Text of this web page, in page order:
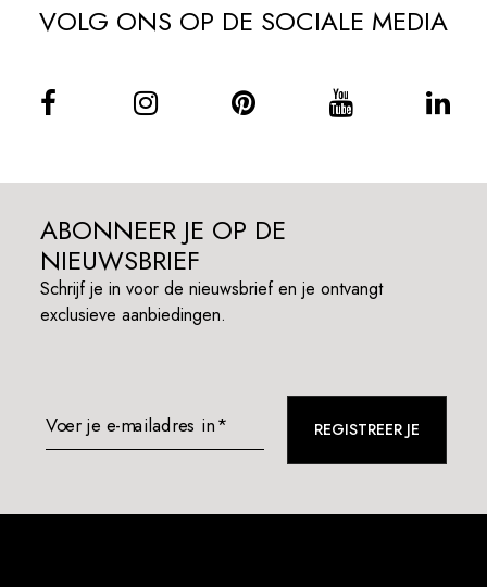
VOLG ONS OP DE SOCIALE MEDIA
ABONNEER JE OP DE
NIEUWSBRIEF
Schrijf je in voor de nieuwsbrief en je ontvangt
exclusieve aanbiedingen.
Voer je e-mailadres in* REGISTREER JE